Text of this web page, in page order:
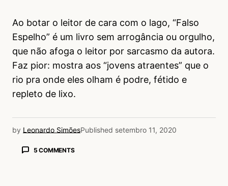
Ao botar o leitor de cara com o lago, “Falso
Espelho” é um livro sem arrogância ou orgulho,
que não afoga o leitor por sarcasmo da autora.
Faz pior: mostra aos “jovens atraentes” que o
rio pra onde eles olham é podre, fétido e
repleto de lixo.
by Leonardo SimõesPublished setembro 11, 2020
5 COMMENTS